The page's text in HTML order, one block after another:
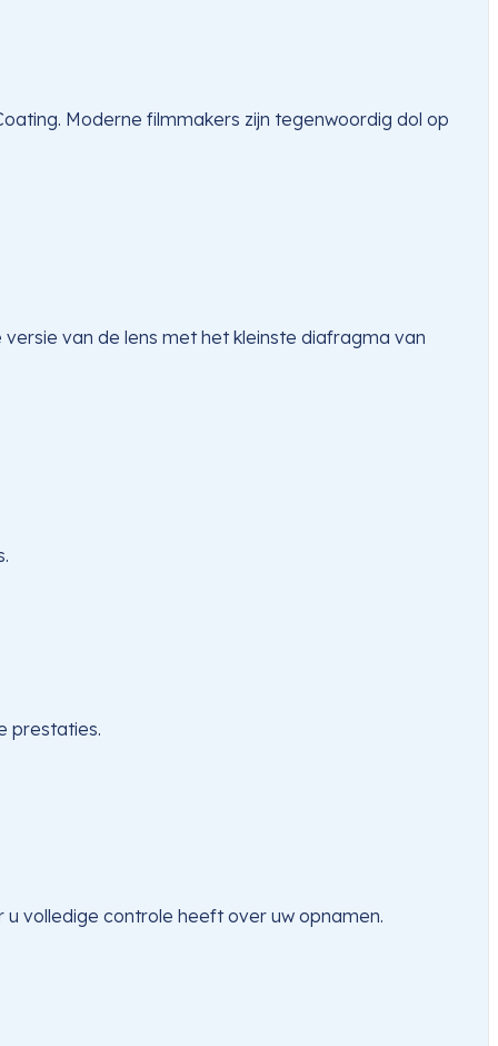
Moderne filmmakers zijn tegenwoordig dol op
van de lens met het kleinste diafragma van
prestaties.
volledige controle heeft over uw opnamen.